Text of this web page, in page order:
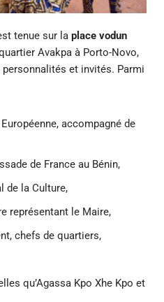
tenue sur la place vodun
Avakpa à Porto-Novo,
et invités. Parmi
accompagné de
de France au Bénin,
de la Culture,
représentant le Maire,
chefs de quartiers,
qu’Agassa Kpo Xhe Kpo et